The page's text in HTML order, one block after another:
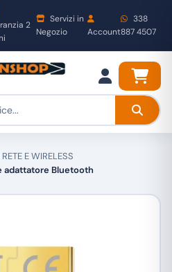
2
Servizi in
Negozio
Account
338
887 4507
E WIRELESS
adattatore Bluetooth